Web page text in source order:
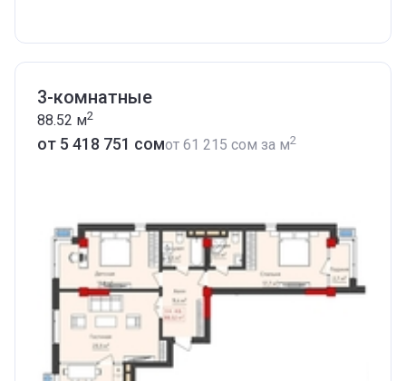
3-комнатные
88.52 м2
от ‍5 418 751 сомот ‍61 215 сом за м2